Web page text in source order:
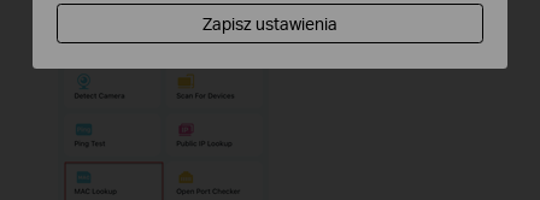
Zapisz ustawienia